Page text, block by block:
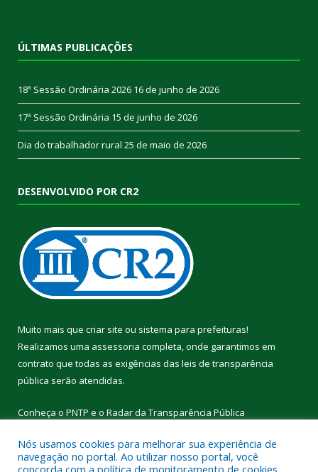
ÚLTIMAS PUBLICAÇÕES
18ª Sessão Ordinária 2026 16 de junho de 2026
17ª Sessão Ordinária 15 de junho de 2026
Dia do trabalhador rural 25 de maio de 2026
DESENVOLVIDO POR CR2
Muito mais que criar site ou sistema para prefeituras!
Realizamos uma assessoria completa, onde garantimos em
contrato que todas as exigências das leis de transparência
pública serão atendidas.
Conheça o PNTP e o Radar da Transparência Pública
Nós usamos cookies para melhorar sua experiência de
navegação no portal. Ao utilizar nosso portal, você
concorda com a política de monitoramento de cookies.